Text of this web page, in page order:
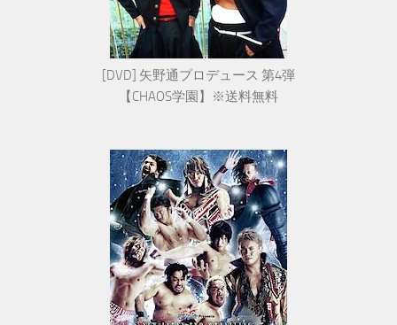
[DVD] 矢野通プロデュース 第4弾
【CHAOS学園】※送料無料